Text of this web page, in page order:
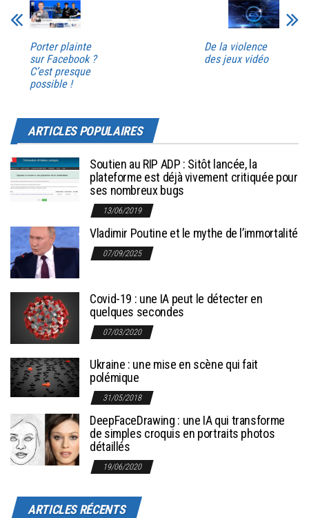
Porter plainte
sur Facebook ?
C’est presque
possible !
De la violence
des jeux vidéo
ARTICLES POPULAIRES
Soutien au RIP ADP : Sitôt lancée, la
plateforme est déjà vivement critiquée pour
ses nombreux bugs
13/06/2019
Vladimir Poutine et le mythe de l’immortalité
07/09/2025
Covid-19 : une IA peut le détecter en
quelques secondes
07/03/2020
Ukraine : une mise en scène qui fait
polémique
31/05/2018
DeepFaceDrawing : une IA qui transforme
de simples croquis en portraits photos
détaillés
19/06/2020
ARTICLES RÉCENTS